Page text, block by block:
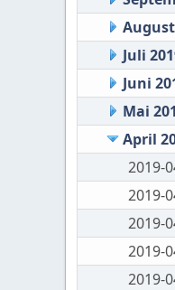
Juli
Juni
Mai
April
2019-
2019-
2019-
2019-
2019-